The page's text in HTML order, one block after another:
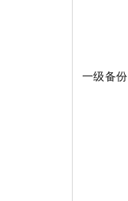
一级备份